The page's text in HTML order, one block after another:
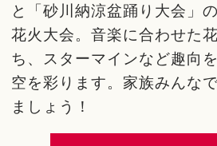
と「砂川納涼盆踊り大会」
花火大会。音楽に合わせた
ち、スターマインなど趣向
空を彩ります。家族みんな
ましょう！